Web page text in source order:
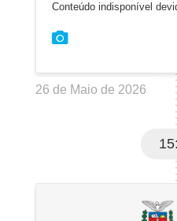
Conteúdo indisponível
26 de Maio de 2026